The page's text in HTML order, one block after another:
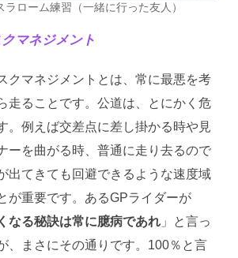
ラローム練習（一緒に行った友人）
マネジメント
クマネジメントとは、常に最悪を考
走ることです。公道は、とにかく危
。例えば交差点に差し掛かる時や見
ーを曲がる時、普通に走り去るので
出てきても回避できるような速度域
が重要です。あるGPライダーが
なる秘訣は常に臆病であれ 」と言っ
、まさにその通りです。100％と言